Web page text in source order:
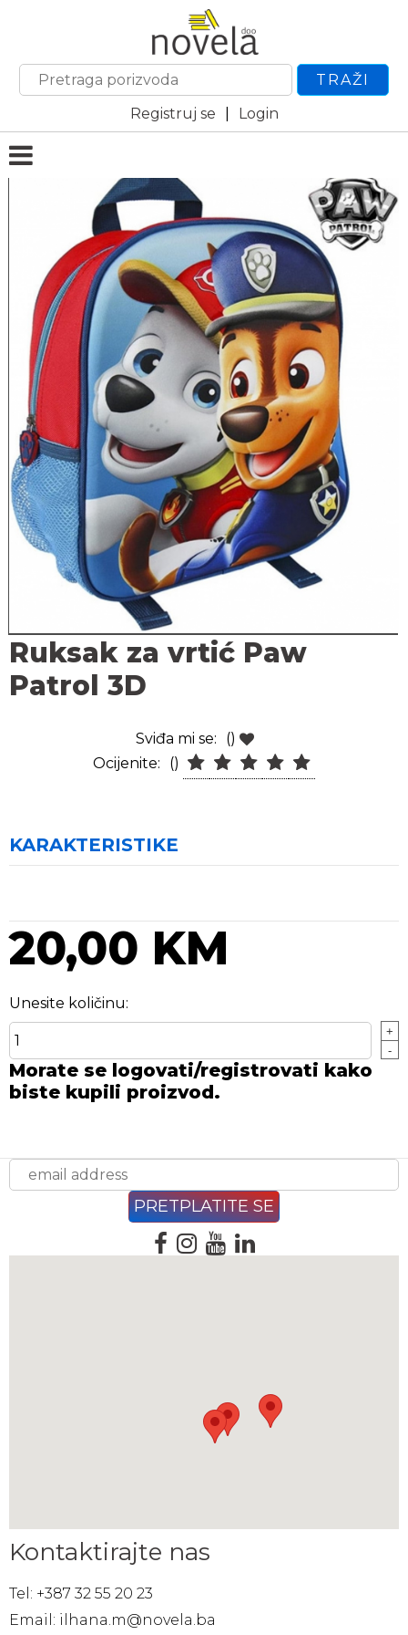
TRAŽI
Registruj se
Login
Ruksak za vrtić Paw
Patrol 3D
Sviđa mi se:
()
Ocijenite:
()
KARAKTERISTIKE
20,00 KM
Unesite količinu:
+
-
Morate se logovati/registrovati kako
biste kupili proizvod.
Kontaktirajte nas
Tel: +387 32 55 20 23
Email: ilhana.m@novela.ba